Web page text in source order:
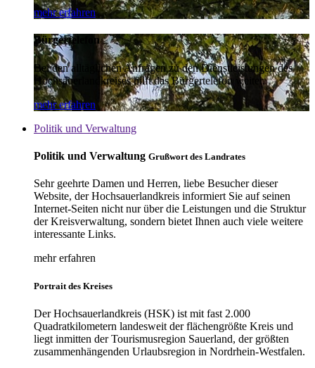
mehr erfahren
Bürgertelefon
Bei den alltäglichen Anfragen zu den Dienstleistungen des
Hochsauerlandkreises hilft das Bürgertelefon weiter.
mehr erfahren
Politik und Verwaltung
Politik und Verwaltung Grußwort des Landrates
Sehr geehrte Damen und Herren, liebe Besucher dieser
Website, der Hochsauerlandkreis informiert Sie auf seinen
Internet-Seiten nicht nur über die Leistungen und die Struktur
der Kreisverwaltung, sondern bietet Ihnen auch viele weitere
interessante Links.
mehr erfahren
Portrait des Kreises
Der Hochsauerlandkreis (HSK) ist mit fast 2.000
Quadratkilometern landesweit der flächengrößte Kreis und
liegt inmitten der Tourismusregion Sauerland, der größten
zusammenhängenden Urlaubsregion in Nordrhein-Westfalen.